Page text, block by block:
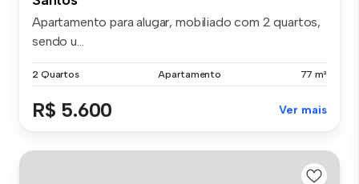
Apartamento para alugar, mobiliado com 2 quartos,
sendo u...
2 Quartos Apartamento 77 m²
R$ 5.600 Ver mais